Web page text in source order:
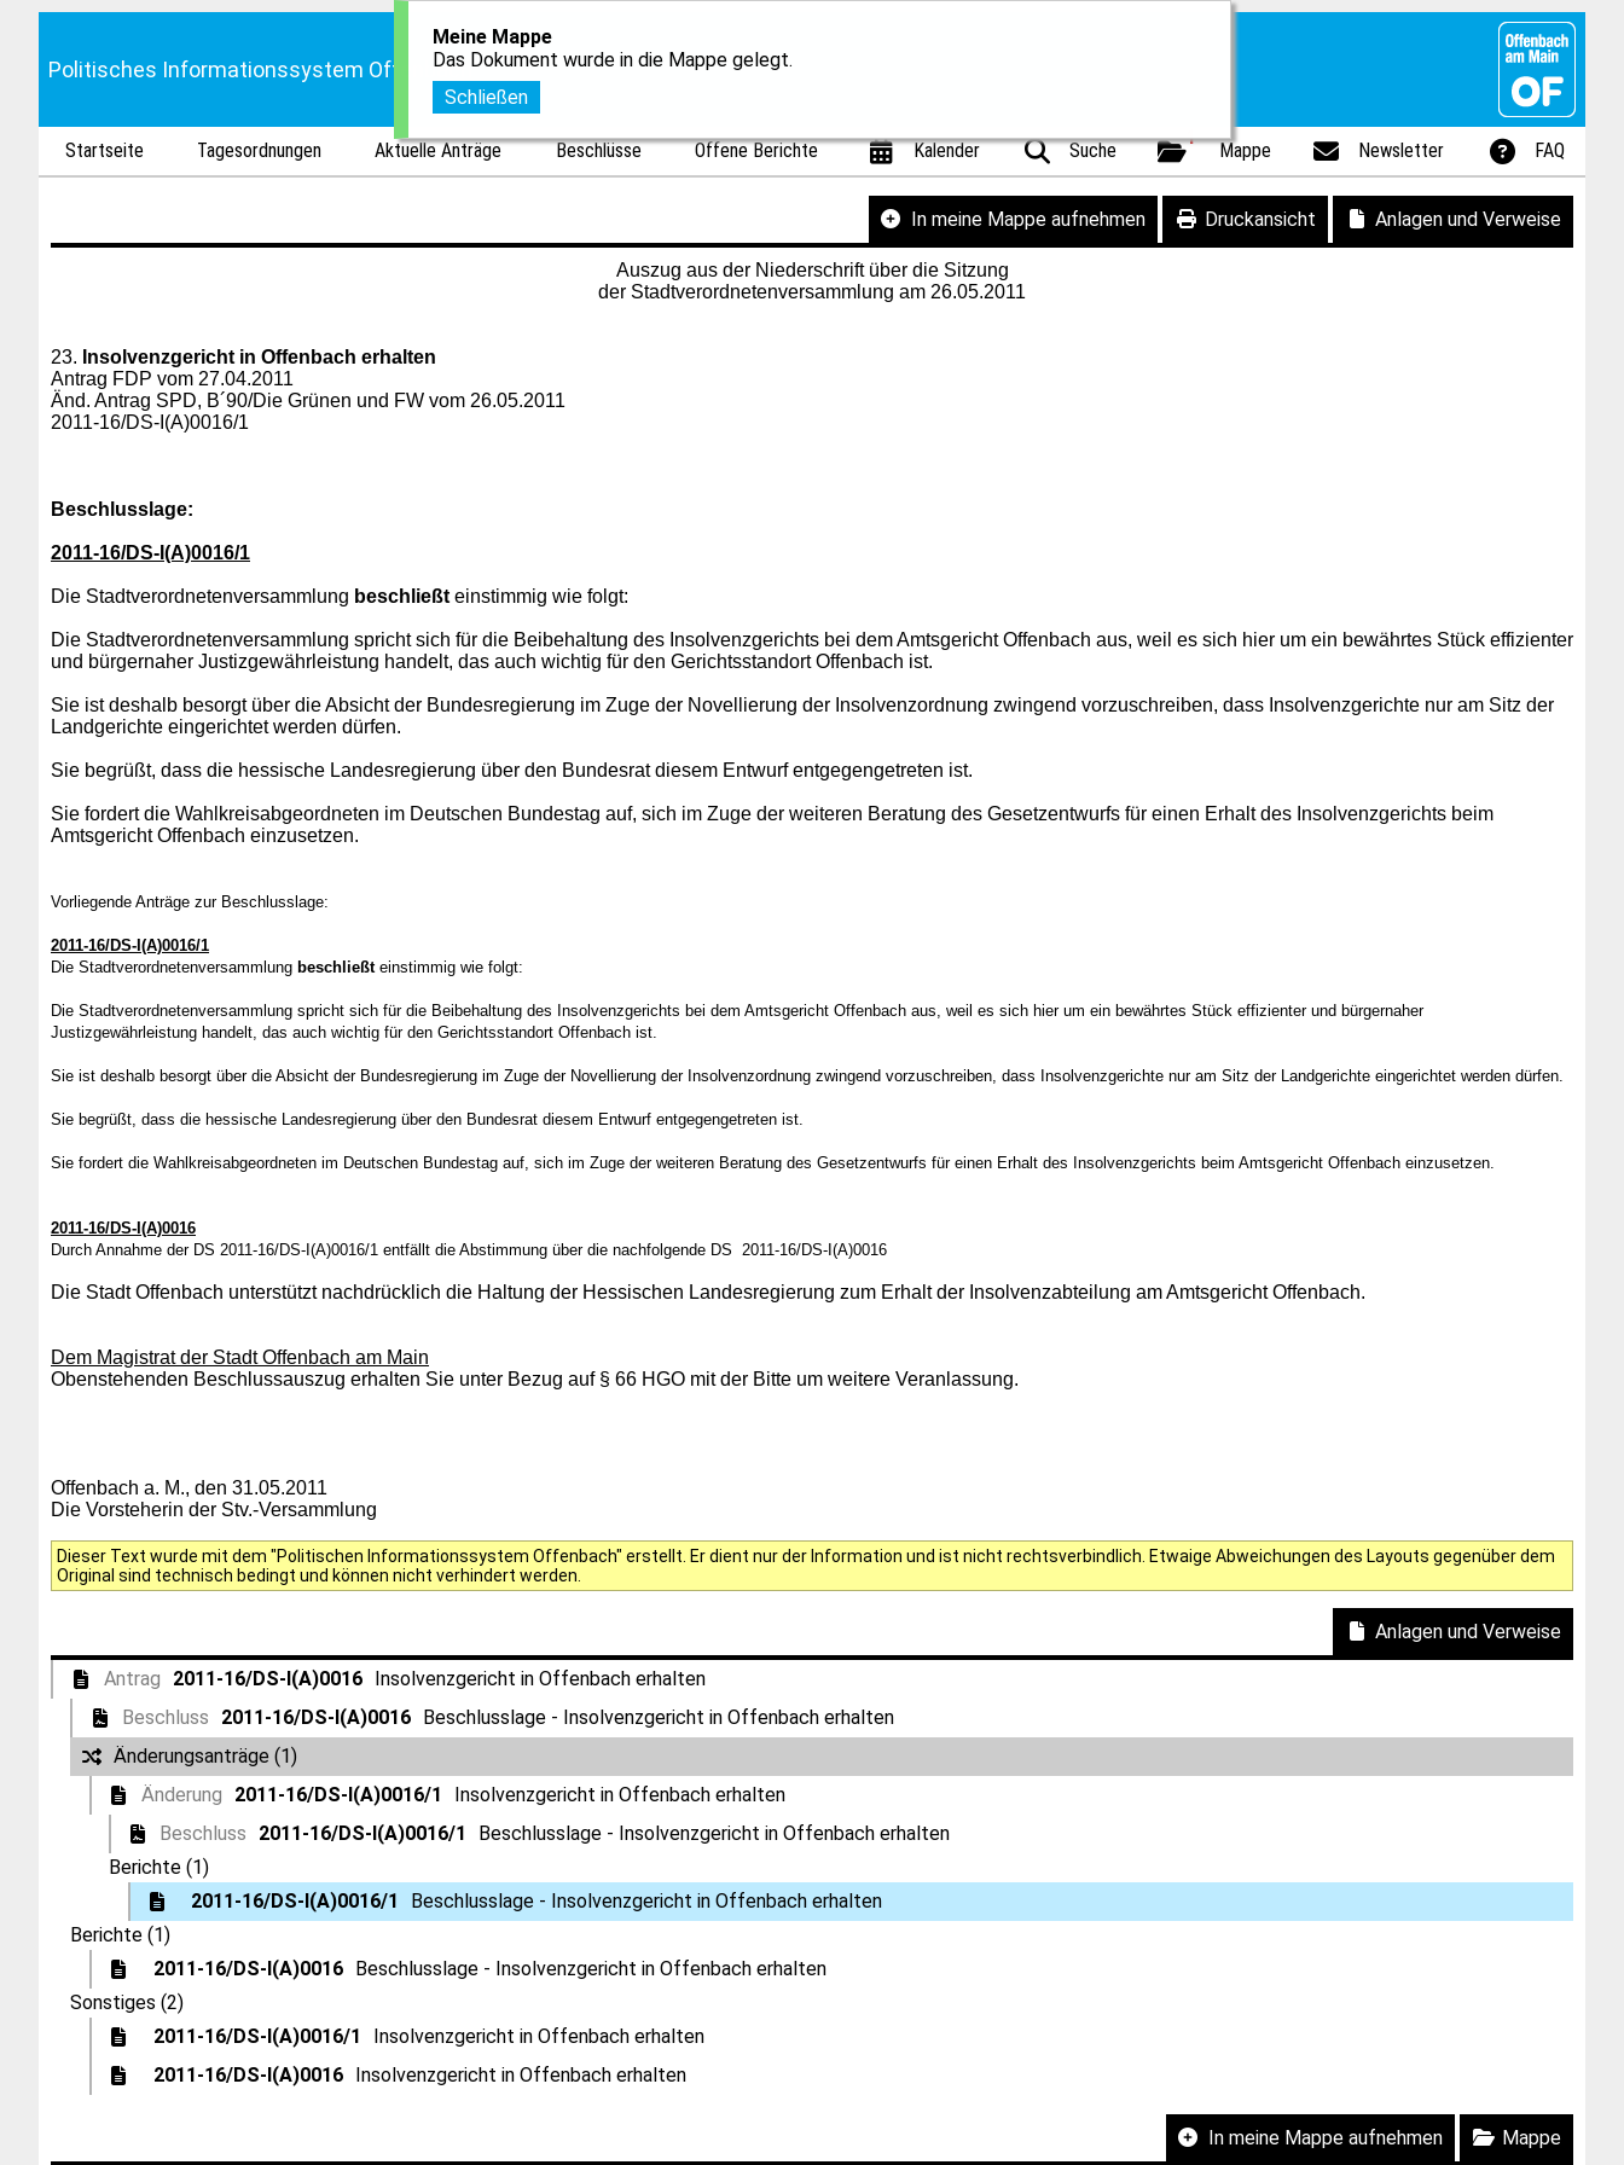
Politisches Informationssystem Offenbach
Startseite Tagesordnungen Aktuelle Anträge Beschlüsse Offene Berichte Kalender Suche
1
Mappe Newsletter FAQ
Meine Mappe
Das Dokument wurde in die Mappe gelegt.
Schließen
In meine Mappe aufnehmen Druckansicht Anlagen und Verweise
Auszug aus der Niederschrift über die Sitzung
der Stadtverordnetenversammlung am 26.05.2011
23. Insolvenzgericht in Offenbach erhalten
Antrag FDP vom 27.04.2011
Änd. Antrag SPD, B´90/Die Grünen und FW vom 26.05.2011
2011-16/DS-I(A)0016/1
Beschlusslage:
2011-16/DS-I(A)0016/1
Die Stadtverordnetenversammlung beschließt einstimmig wie folgt:
Die Stadtverordnetenversammlung spricht sich für die Beibehaltung des Insolvenzgerichts bei dem Amtsgericht Offenbach aus, weil es sich hier um ein bewährtes Stück effizienter
und bürgernaher Justizgewährleistung handelt, das auch wichtig für den Gerichtsstandort Offenbach ist.
Sie ist deshalb besorgt über die Absicht der Bundesregierung im Zuge der Novellierung der Insolvenzordnung zwingend vorzuschreiben, dass Insolvenzgerichte nur am Sitz der
Landgerichte eingerichtet werden dürfen.
Sie begrüßt, dass die hessische Landesregierung über den Bundesrat diesem Entwurf entgegengetreten ist.
Sie fordert die Wahlkreisabgeordneten im Deutschen Bundestag auf, sich im Zuge der weiteren Beratung des Gesetzentwurfs für einen Erhalt des Insolvenzgerichts beim
Amtsgericht Offenbach einzusetzen.
Vorliegende Anträge zur Beschlusslage:
2011-16/DS-I(A)0016/1
Die Stadtverordnetenversammlung beschließteinstimmig wie folgt:
Die Stadtverordnetenversammlung spricht sich für die Beibehaltung des Insolvenzgerichts bei dem Amtsgericht Offenbach aus, weil es sich hier um ein bewährtes Stück effizienter und bürgernaher
Justizgewährleistung handelt, das auch wichtig für den Gerichtsstandort Offenbach ist.
Sie ist deshalb besorgt über die Absicht der Bundesregierung im Zuge der Novellierung der Insolvenzordnung zwingend vorzuschreiben, dass Insolvenzgerichte nur am Sitz der Landgerichte eingerichtet werden dürfen.
Sie begrüßt, dass die hessische Landesregierung über den Bundesrat diesem Entwurf entgegengetreten ist.
Sie fordert die Wahlkreisabgeordneten im Deutschen Bundestag auf, sich im Zuge der weiteren Beratung des Gesetzentwurfs für einen Erhalt des Insolvenzgerichts beim Amtsgericht Offenbach einzusetzen.
2011-16/DS-I(A)0016
Durch Annahme der DS 2011-16/DS-I(A)0016/1 entfällt die Abstimmung über die nachfolgende DS 2011-16/DS-I(A)0016
Die Stadt Offenbach unterstützt nachdrücklich die Haltung der Hessischen Landesregierung zum Erhalt der Insolvenzabteilung am Amtsgericht Offenbach.
Dem Magistrat der Stadt Offenbach am Main
Obenstehenden Beschlussauszug erhalten Sie unter Bezug auf § 66 HGO mit der Bitte um weitere Veranlassung.
Offenbach a. M., den 31.05.2011
Die Vorsteherin der Stv.-Versammlung
Dieser Text wurde mit dem "Politischen Informationssystem Offenbach" erstellt. Er dient nur der Information und ist nicht rechtsverbindlich. Etwaige Abweichungen des Layouts gegenüber dem
Original sind technisch bedingt und können nicht verhindert werden.
Anlagen und Verweise
Antrag 2011-16/DS-I(A)0016
Insolvenzgericht in Offenbach erhalten
Beschluss
2011-16/DS-I(A)0016 Beschlusslage - Insolvenzgericht in Offenbach erhalten
Änderungsanträge (1)
Änderung
2011-16/DS-I(A)0016/1
Insolvenzgericht in Offenbach erhalten
Beschluss
2011-16/DS-I(A)0016/1
Beschlusslage - Insolvenzgericht in Offenbach erhalten
Berichte (1)
2011-16/DS-I(A)0016/1
Beschlusslage - Insolvenzgericht in Offenbach erhalten
Berichte (1)
2011-16/DS-I(A)0016
Beschlusslage - Insolvenzgericht in Offenbach erhalten
Sonstiges (2)
2011-16/DS-I(A)0016/1
Insolvenzgericht in Offenbach erhalten
2011-16/DS-I(A)0016
Insolvenzgericht in Offenbach erhalten
In meine Mappe aufnehmen Mappe